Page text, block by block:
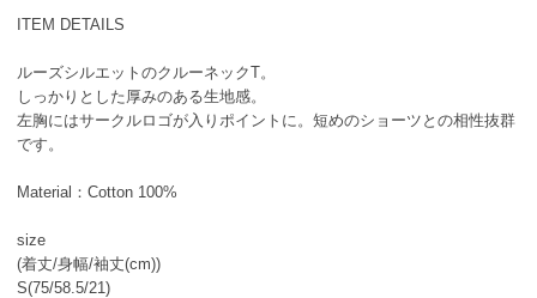
ITEM DETAILS
ルーズシルエットのクルーネックT。
しっかりとした厚みのある生地感。
左胸にはサークルロゴが入りポイントに。短めのショーツとの相性抜群
です。
Material：Cotton 100%
size
(着丈/身幅/袖丈(cm))
S(75/58.5/21)